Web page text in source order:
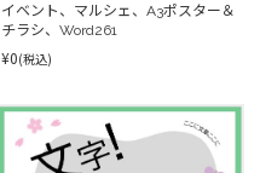
イベント、マルシェ、A3ポスター＆
チラシ、Word261
¥0(税込)